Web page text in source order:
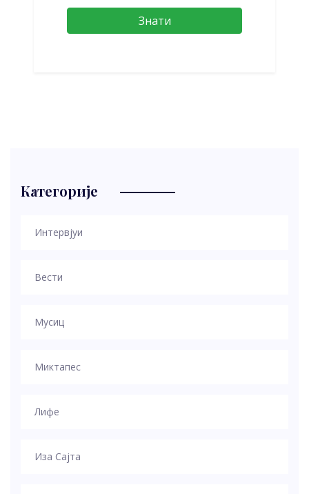
Знати
Категорије
Интервјуи
Вести
Мусиц
Миктапес
Лифе
Иза Сајта